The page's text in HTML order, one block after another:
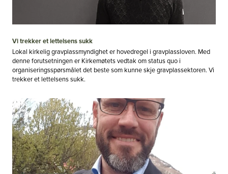
Vi trekker et lettelsens sukk
Lokal kirkelig gravplassmyndighet er hovedregel i gravplassloven. Med
denne forutsetningen er Kirkemøtets vedtak om status quo i
organiseringsspørsmålet det beste som kunne skje gravplassektoren. Vi
trekker et lettelsens sukk.